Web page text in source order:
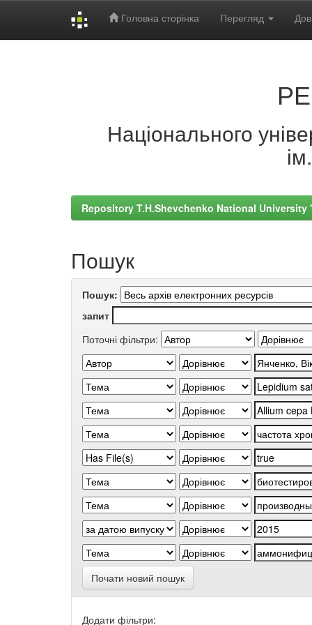
Головна сторінка Перегляд
Національного
Repository T.H.Shevchenko National
Пошук
Пошук:
запит
Поточні фільтри:
Почати новий пошук
Додати фільтри: